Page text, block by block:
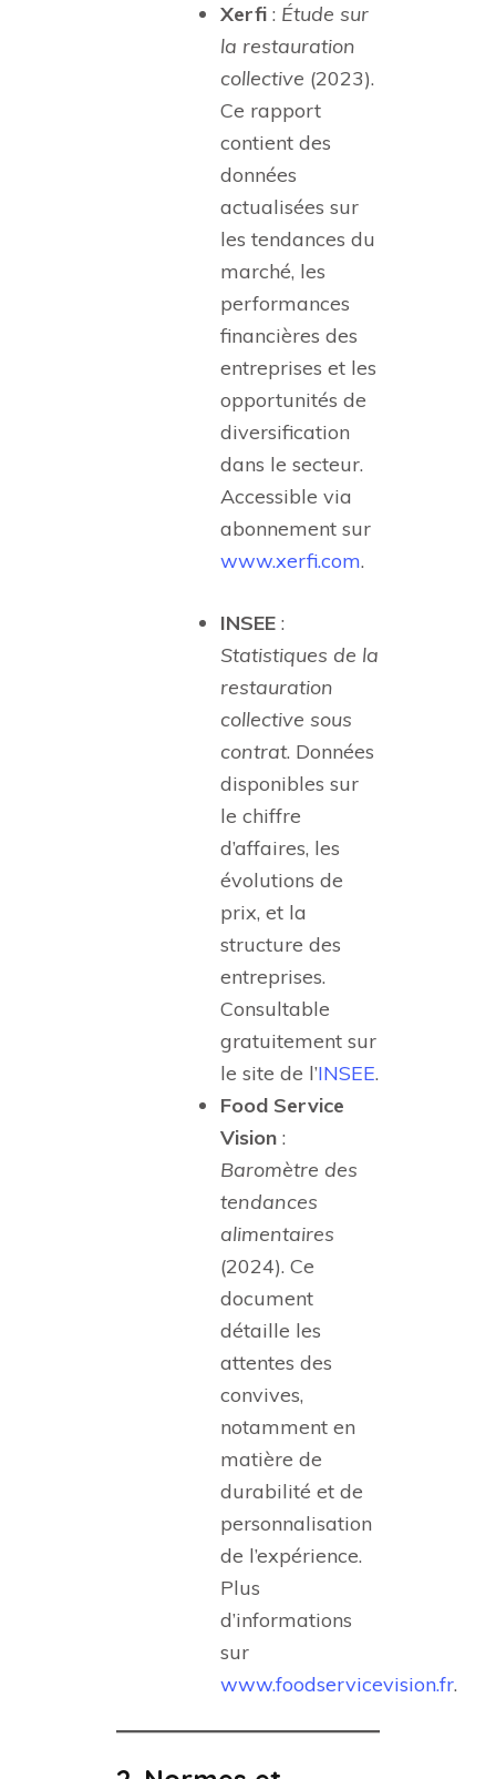
Xerfi : Étude sur
la restauration
collective (2023).
Ce rapport
contient des
données
actualisées sur
les tendances du
marché, les
performances
financières des
entreprises et les
opportunités de
diversification
dans le secteur.
Accessible via
abonnement sur
www.xerfi.com.
INSEE :
Statistiques de la
restauration
collective sous
contrat. Données
disponibles sur
le chiffre
d’affaires, les
évolutions de
prix, et la
structure des
entreprises.
Consultable
gratuitement sur
le site de l’INSEE.
Food Service
Vision :
Baromètre des
tendances
alimentaires
(2024). Ce
document
détaille les
attentes des
convives,
notamment en
matière de
durabilité et de
personnalisation
de l’expérience.
Plus
d’informations
sur
www.foodservicevision.fr.